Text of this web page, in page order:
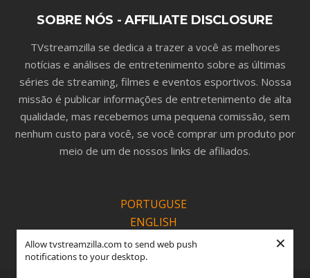
Allow tvstreamzilla.com to send web push
notifications to your desktop.
×
SOBRE NÓS - AFFILIATE DISCLOSURE
TVstreamzilla se dedica a trazer a você as melhores
notícias e análises de entretenimento sobre as últimas
séries de streaming, filmes e eventos esportivos. Nossa
missão é publicar informações de entretenimento de alta
qualidade, mas recebemos uma pequena comissão, sem
nenhum custo para você, se você comprar um produto por
meio de um de nossos links de afiliados.
PORTUGUSE
ENGLISH
ESPANOL